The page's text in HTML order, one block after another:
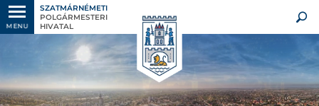
MENU
SZATMÁRNÉMETI
POLGÁRMESTERI
HIVATAL